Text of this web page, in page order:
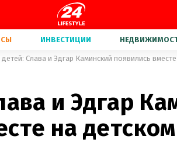
ИНВЕСТИЦИИ
Слава и Эдгар Каминский появились
и Эдгар
на детском